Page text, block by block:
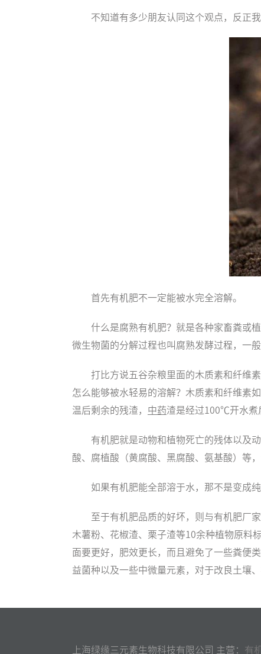
不知道有多少朋友认同这个观点，反正我
首先有机肥不一定能被水完全溶解。
什么是腐熟有机肥？就是各种家畜粪或
微生物菌的分解过程也叫腐熟发酵过程，一
打比方说五谷杂粮里面的木质素和纤维
怎么能够被水轻易的溶解？木质素和纤维素
温后剩余的残渣， 中药渣是经过100℃开水煮
有机肥就是动物和植物死亡的残体以及
酸、腐植酸（黄腐酸、黑腐酸、氨基酸）等
如果有机肥能全部溶于水，那不是变成
至于有机肥品质的好坏，则与有机肥厂
木薯粉、花椒渣、栗子渣等10余种植物原料
面要更好，肥效更长，而且避免了一些粪便
益菌种以及一些中微量元素，对于改良土壤
上海绿缘三元素生物科技有限公司 主营： 有